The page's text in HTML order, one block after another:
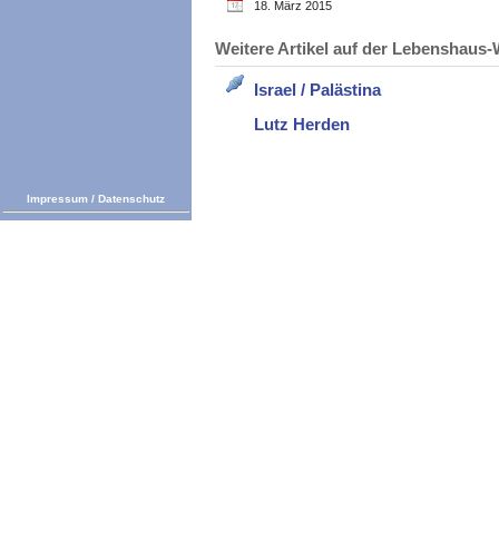
18. März 2015
Weitere Artikel auf der
Israel / Palästina
Lutz Herden
Impressum / Datenschutz